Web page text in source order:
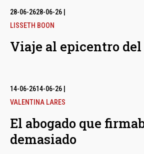
28-06-2628-06-26
LISSETH BOON
Viaje al epicentro
14-06-2614-06-26
VALENTINA LARES
El abogado que
demasiado